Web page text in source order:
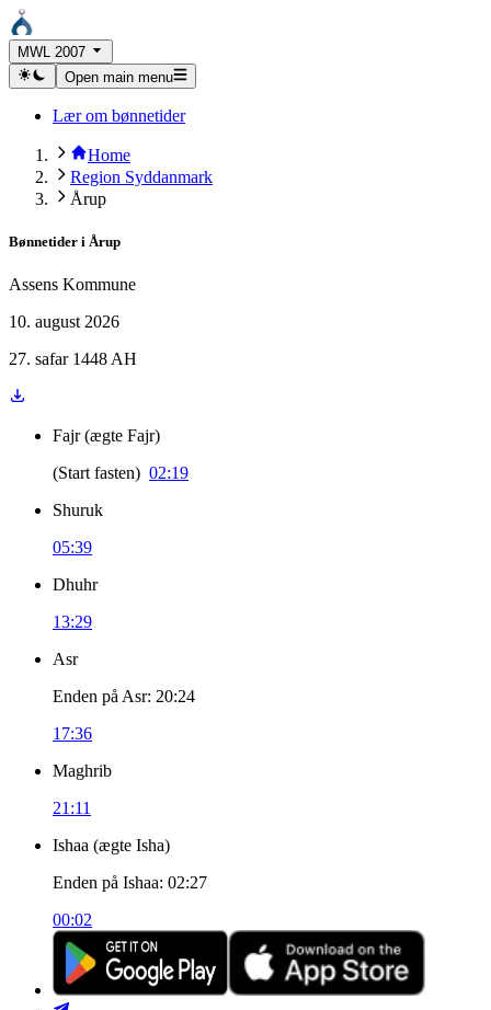
MWL 2007
Open main menu
Lær om bønnetider
Home
Region Syddanmark
Årup
Bønnetider i Årup
Assens Kommune
10. august 2026
27. safar 1448 AH
Fajr (ægte Fajr)
(Start fasten) 02:19
Shuruk
05:39
Dhuhr
13:29
Asr
Enden på Asr: 20:24
17:36
Maghrib
21:11
Ishaa (ægte Isha)
Enden på Ishaa: 02:27
00:02